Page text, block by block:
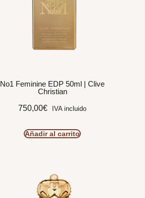
No1 Feminine EDP 50ml | Clive
Christian
750,00€ IVA incluido
Añadir al carrito